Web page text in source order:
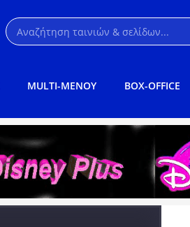
MULTI-ΜΕΝΟΥ BOX-OFFICE